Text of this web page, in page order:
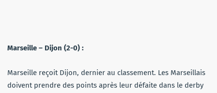
Marseille – Dijon (2-0) :
Marseille reçoit Dijon, dernier au classement. Les Marseillais
doivent prendre des points après leur défaite dans le derby